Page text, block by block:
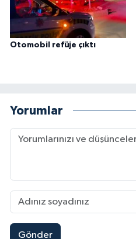
Otomobil refüje çıktı
Yorumlar
Gönder